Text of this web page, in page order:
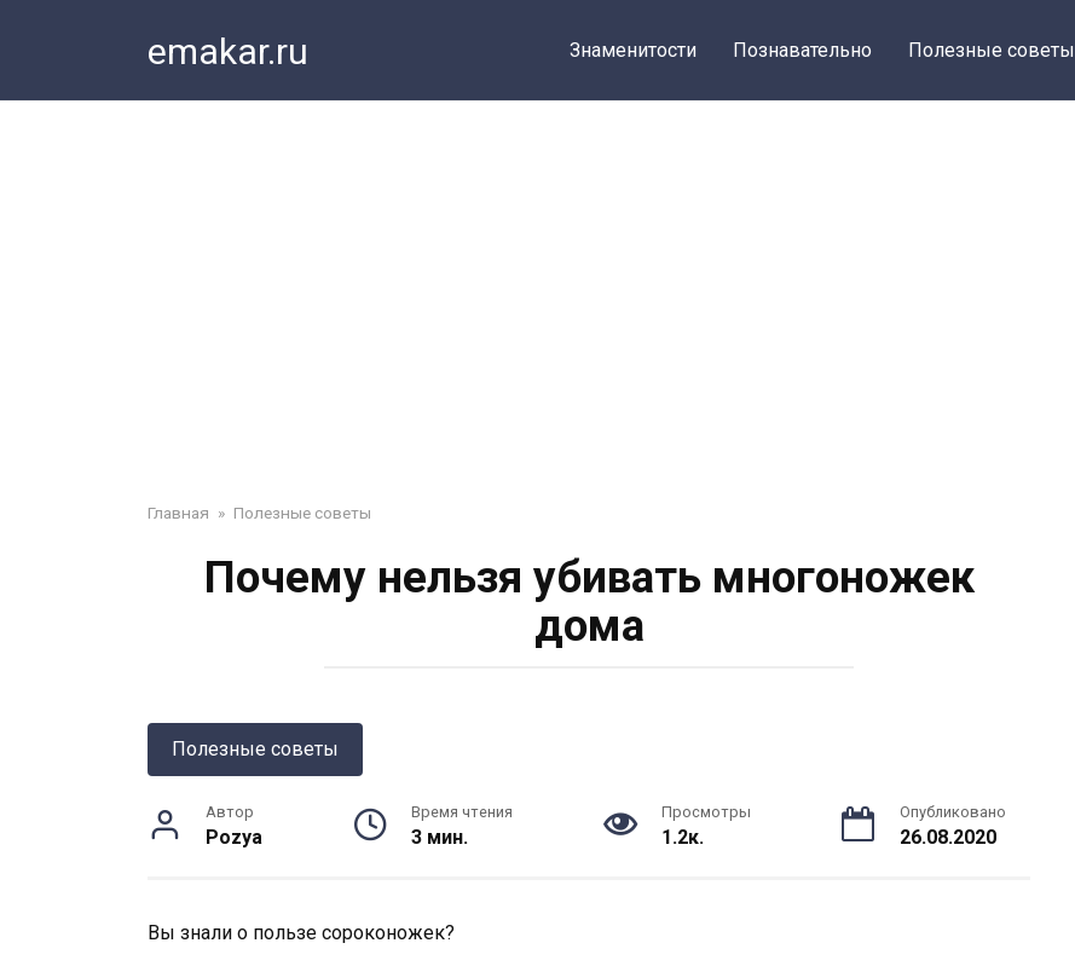
emakar.ru Знаменитости Познавательно Полезные советы
Главная » Полезные советы
Почему нельзя убивать многоножек
дома
Полезные советы
Автор
Pozya
Время чтения
3 мин.
Просмотры
1.2к.
Опубликовано
26.08.2020
Вы знали о пользе сороконожек?